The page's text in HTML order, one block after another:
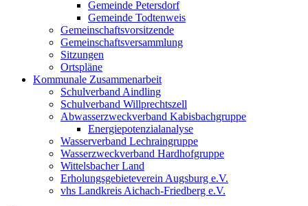
Gemeinde Petersdorf
Gemeinde Todtenweis
Gemeinschaftsvorsitzende
Gemeinschaftsversammlung
Sitzungen
Ortspläne
Kommunale Zusammenarbeit
Schulverband Aindling
Schulverband Willprechtszell
Abwasserzweckverband Kabisbachgruppe
Energiepotenzialanalyse
Wasserverband Lechraingruppe
Wasserzweckverband Hardhofgruppe
Wittelsbacher Land
Erholungsgebieteverein Augsburg e.V.
vhs Landkreis Aichach-Friedberg e.V.